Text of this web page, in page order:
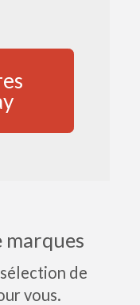
marques
de
vous.